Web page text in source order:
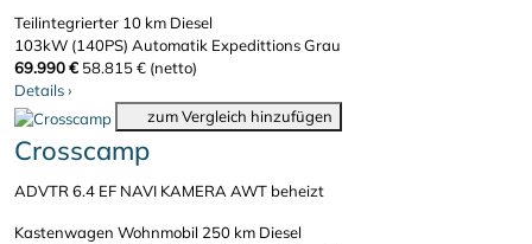
Teilintegrierter 10 km Diesel
103kW (140PS) Automatik Expedittions Grau
69.990 € 58.815 € (netto)
Details›
zum Vergleich hinzufügen
Crosscamp
ADVTR 6.4 EF NAVI KAMERA AWT beheizt
Kastenwagen Wohnmobil 250 km Diesel